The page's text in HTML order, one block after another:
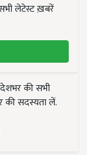
लेटेस्ट ख़बरें
की सभी
की सदस्यता लें.